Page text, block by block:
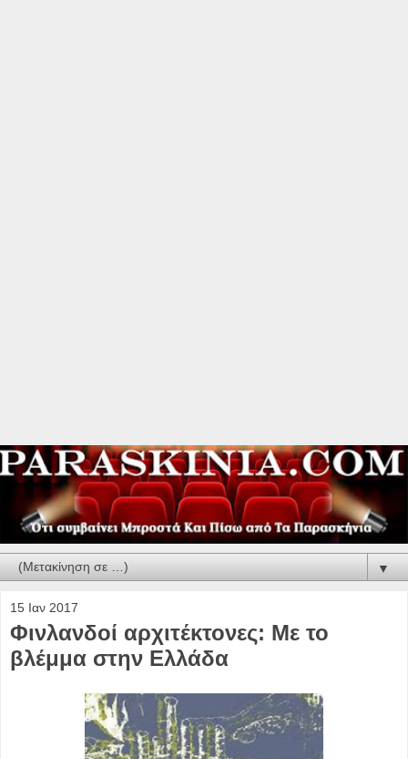
▼
15 Ιαν 2017
Φινλανδοί αρχιτέκτονες: Με το
βλέμμα στην Ελλάδα